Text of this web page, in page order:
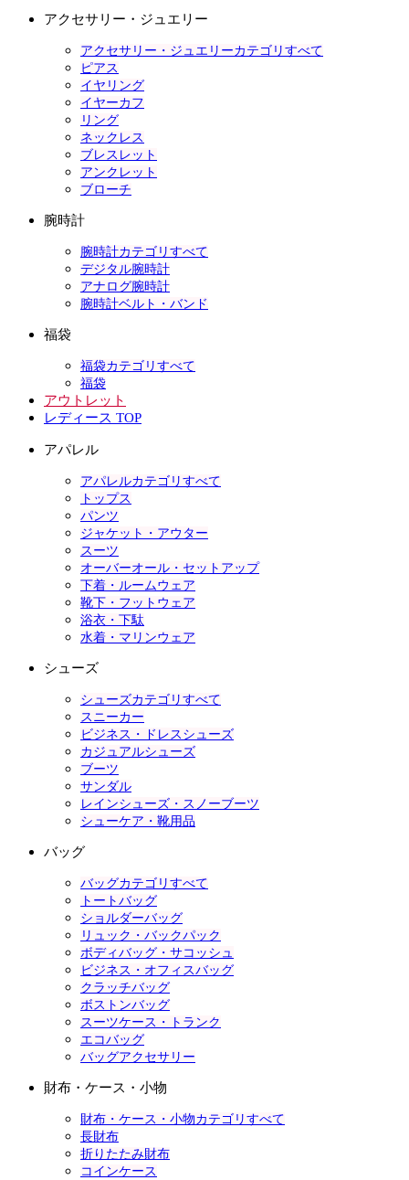
アクセサリー・ジュエリー
アクセサリー・ジュエリーカテゴリすべて
ピアス
イヤリング
イヤーカフ
リング
ネックレス
ブレスレット
アンクレット
ブローチ
腕時計
腕時計カテゴリすべて
デジタル腕時計
アナログ腕時計
腕時計ベルト・バンド
福袋
福袋カテゴリすべて
福袋
アウトレット
レディース TOP
アパレル
アパレルカテゴリすべて
トップス
パンツ
ジャケット・アウター
スーツ
オーバーオール・セットアップ
下着・ルームウェア
靴下・フットウェア
浴衣・下駄
水着・マリンウェア
シューズ
シューズカテゴリすべて
スニーカー
ビジネス・ドレスシューズ
カジュアルシューズ
ブーツ
サンダル
レインシューズ・スノーブーツ
シューケア・靴用品
バッグ
バッグカテゴリすべて
トートバッグ
ショルダーバッグ
リュック・バックパック
ボディバッグ・サコッシュ
ビジネス・オフィスバッグ
クラッチバッグ
ボストンバッグ
スーツケース・トランク
エコバッグ
バッグアクセサリー
財布・ケース・小物
財布・ケース・小物カテゴリすべて
長財布
折りたたみ財布
コインケース